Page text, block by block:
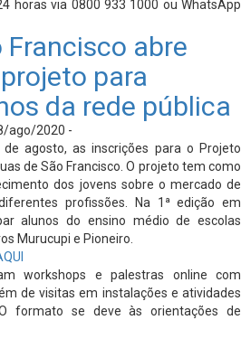
horas via 0800 933 1000 ou WhatsApp
Francisco abre
para
da rede pública
ago/2020 -
agosto, as inscrições para o Projeto
de São Francisco. O projeto tem como
dos jovens sobre o mercado de
profissões. Na 1ª edição em
alunos do ensino médio de escolas
Murucupi e Pioneiro.
workshops e palestras online com
de visitas em instalações e atividades
formato se deve às orientações de